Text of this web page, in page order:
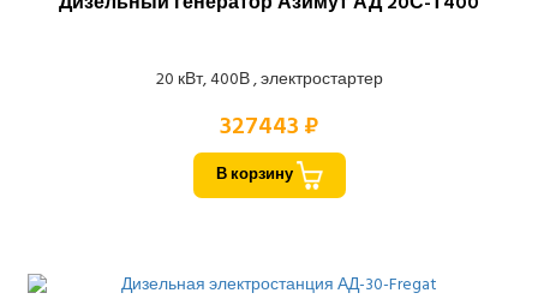
20 кВт, 400В , электростартер
327443 ₽
В корзину